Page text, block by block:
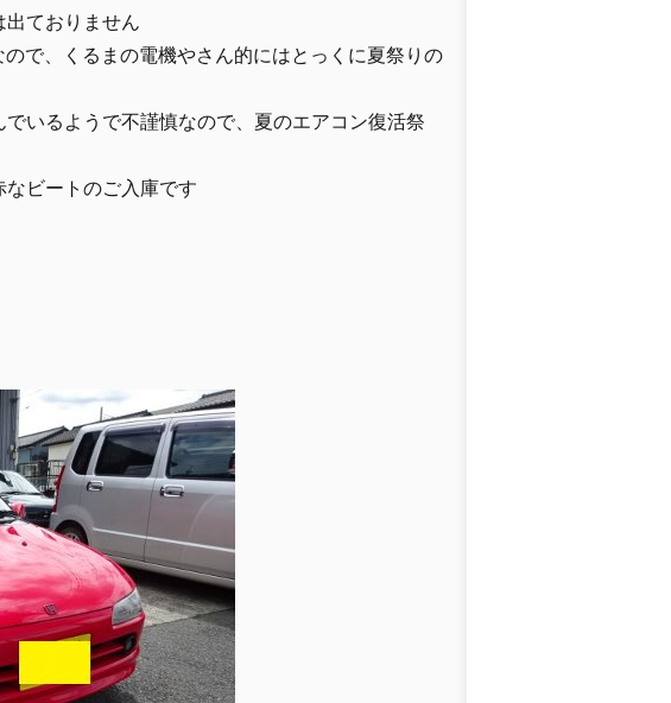
出ておりません
で、くるまの電機やさん的にはとっくに夏祭りの
いるようで不謹慎なので、夏のエアコン復活祭
ビートのご入庫です